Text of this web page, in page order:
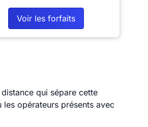
Voir les forfaits
qui sépare cette
les opérateurs présents avec